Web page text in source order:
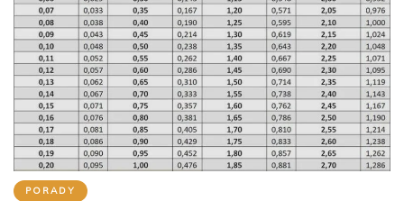
PORADY